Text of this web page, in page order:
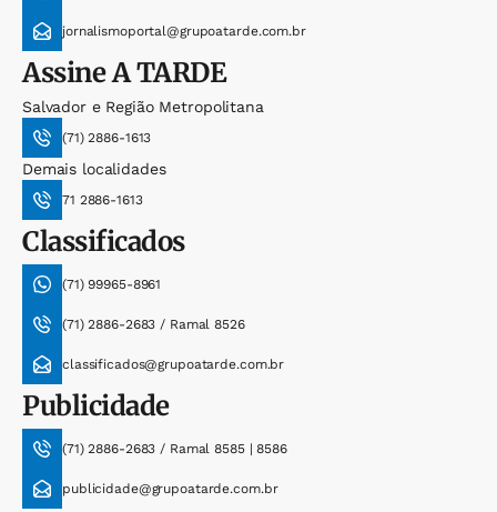
jornalismoportal@grupoatarde.com.br
AssineA TARDE
Salvador e Região Metropolitana
(71) 2886-1613
Demais localidades
71 2886-1613
Classificados
(71) 99965-8961
(71) 2886-2683 / Ramal 8526
classificados@grupoatarde.com.br
Publicidade
(71) 2886-2683 / Ramal 8585 | 8586
publicidade@grupoatarde.com.br